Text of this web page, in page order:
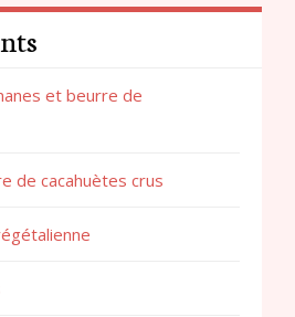
et beurre de
de cacahuètes crus